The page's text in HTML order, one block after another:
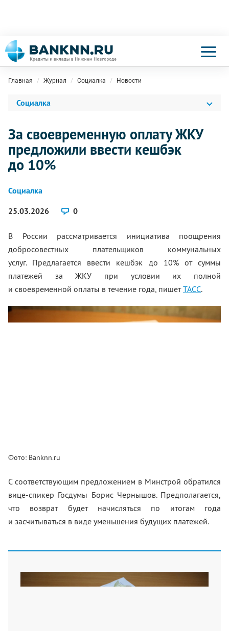
Главная Журнал Социалка Новости
Социалка
За своевременную оплату ЖКУ
предложили ввести кешбэк
до 10%
Социалка
25.03.2026
0
В России рассматривается инициатива поощрения
добросовестных плательщиков коммунальных
услуг. Предлагается ввести кешбэк до 10% от суммы
платежей за ЖКУ при условии их полной
и своевременной оплаты в течение года, пишетТАСС.
Фото: Banknn.ru
С соответствующим предложением в Минстрой обратился
вице-спикер Госдумы Борис Чернышов. Предполагается,
что возврат будет начисляться по итогам года
и засчитываться в виде уменьшения будущих платежей.